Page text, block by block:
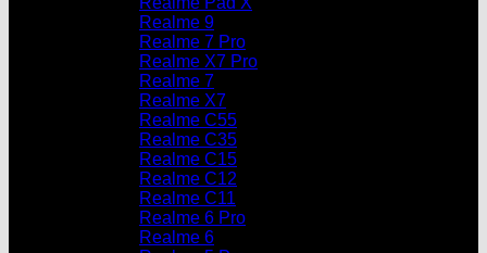
Realme 9
Realme 7 Pro
Realme X7 Pro
Realme 7
Realme X7
Realme C55
Realme C35
Realme C15
Realme C12
Realme C11
Realme 6 Pro
Realme 6